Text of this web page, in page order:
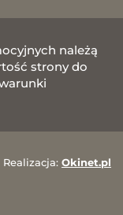
należą
strony do
Realizacja: Okinet.pl